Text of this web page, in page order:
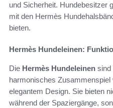
und Sicherheit. Hundebesitzer
mit den Hermès
bieten.
Hermès Hundeleinen:
Die Hermès Hundeleinen sind
harmonisches Zusammenspiel
elegantem Design. Sie bieten
während der Spaziergänge,